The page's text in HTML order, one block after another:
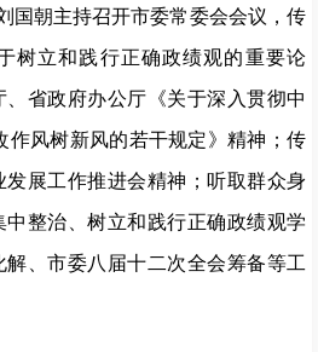
国朝主持召开市委常委会会议，传
树立和践行正确政绩观的重要论
省政府办公厅《关于深入贯彻中
作风树新风的若干规定》精神；传
展工作推进会精神；听取群众身
整治、树立和践行正确政绩观学
、市委八届十二次全会筹备等工